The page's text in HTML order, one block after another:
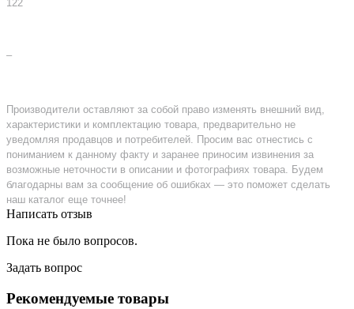
122
–
Производители оставляют за собой право изменять внешний вид,
характеристики и комплектацию товара, предварительно не
уведомляя продавцов и потребителей. Просим вас отнестись с
пониманием к данному факту и заранее приносим извинения за
возможные неточности в описании и фотографиях товара. Будем
благодарны вам за сообщение об ошибках — это поможет сделать
наш каталог еще точнее!
Написать отзыв
Пока не было вопросов.
Задать вопрос
Рекомендуемые товары